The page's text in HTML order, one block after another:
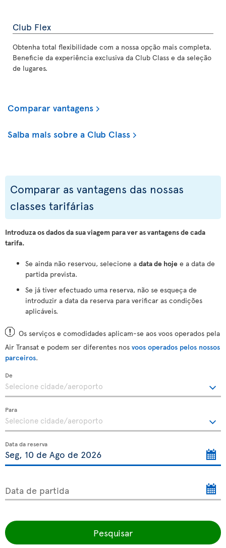
Club Flex
Obtenha total flexibilidade com a nossa opção mais completa.
Beneficie da experiência exclusiva da Club Class e da seleção
de lugares.
Comparar vantagens
Saiba mais sobre a Club Class
Comparar as vantagens das nossas
classes tarifárias
Introduza os dados da sua viagem para ver as vantagens de cada
tarifa.
Se ainda não reservou, selecione a data de hoje e a data de
partida prevista.
Se já tiver efectuado uma reserva, não se esqueça de
introduzir a data da reserva para verificar as condições
aplicáveis.
Os serviços e comodidades aplicam-se aos voos operados pela
Air Transat e podem ser diferentes nos voos operados pelos nossos
parceiros.
De
Para
Data da reserva
Data de partida
Pesquisar